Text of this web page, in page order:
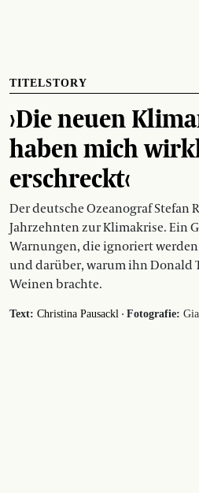
TITELSTORY
›Die neuen
haben mich
erschreckt‹
Der deutsche Ozeanograf Stefan
Jahrzehnten zur Klimakrise. Ein
Warnungen, die ignoriert
und darüber, warum ihn Donald
Weinen brachte.
Text: Christina Pausackl · Fotografie: